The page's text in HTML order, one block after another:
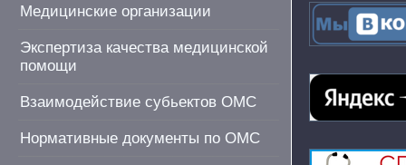
Медицинские организации
Экспертиза качества медицинской
помощи
Взаимодействие субьектов ОМС
Нормативные документы по ОМС